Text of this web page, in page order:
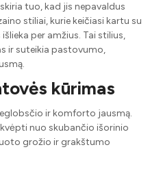
tuo, kad jis nepavaldus
stiliai, kurie keičiasi kartu su
per amžius. Tai stilius,
ir suteikia pastovumo,
kūrimas
ir komforto jausmą.
nuo skubančio išorinio
grožio ir grakštumo